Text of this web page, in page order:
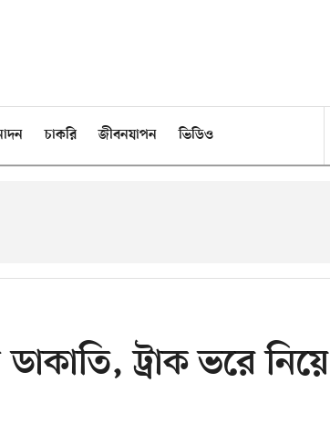
চাকরি জীবনযাপন ভিডিও
ডাকাতি, ট্রাক ভরে নিয়ে